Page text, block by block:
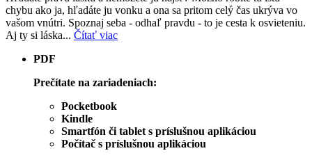
chybu ako ja, hľadáte ju vonku a ona sa pritom celý čas ukrýva vo
vašom vnútri. Spoznaj seba - odhaľ pravdu - to je cesta k osvieteniu.
Aj ty si láska... Čítať viac
PDF
Prečítate na zariadeniach:
Pocketbook
Kindle
Smartfón či tablet s príslušnou aplikáciou
Počítač s príslušnou aplikáciou